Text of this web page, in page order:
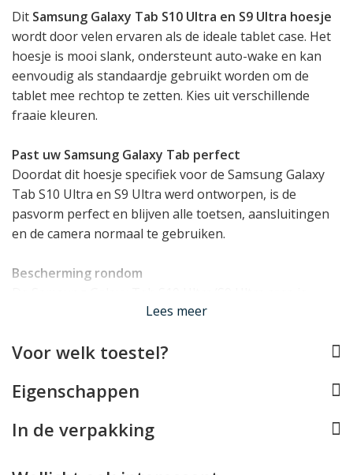
Dit Samsung Galaxy Tab S10 Ultra en S9 Ultra hoesje
wordt door velen ervaren als de ideale tablet case. Het
hoesje is mooi slank, ondersteunt auto-wake en kan
eenvoudig als standaardje gebruikt worden om de
tablet mee rechtop te zetten. Kies uit verschillende
fraaie kleuren.
Past uw Samsung Galaxy Tab perfect
Doordat dit hoesje specifiek voor de Samsung Galaxy
Tab S10 Ultra en S9 Ultra werd ontworpen, is de
pasvorm perfect en blijven alle toetsen, aansluitingen
en de camera normaal te gebruiken.
Bescherming rondom
gemaakt van een hoge kwaliteit kunstleer. De basis van
waar de Samsung Galaxy Tab zeer precies in vast klikt.
magnetisch over het display en ondersteunt daarbij het
automatisch aan en uit gaat.
Video en Typ Stand
Lees meer
Voor welk toestel?
Eigenschappen
In de verpakking